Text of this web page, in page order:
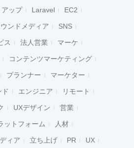
アップ Laravel EC2
ンドメディア SNS
ス 法人営業 マーケ
コンテンツマーケティング
プランナー マーケター
エンジニア リモート
UXデザイン 営業
ットフォーム 人材
ィア 立ち上げ PR UX